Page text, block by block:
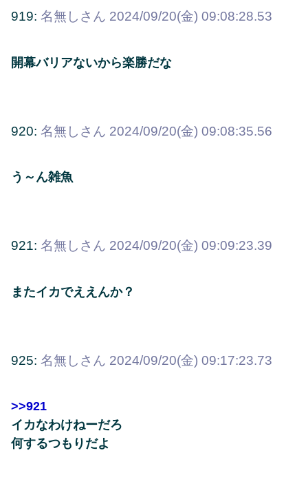
919: 名無しさん 2024/09/20(金) 09:08:28.53
開幕バリアないから楽勝だな
920: 名無しさん 2024/09/20(金) 09:08:35.56
う～ん雑魚
921: 名無しさん 2024/09/20(金) 09:09:23.39
またイカでええんか？
925: 名無しさん 2024/09/20(金) 09:17:23.73
>>921
イカなわけねーだろ
何するつもりだよ